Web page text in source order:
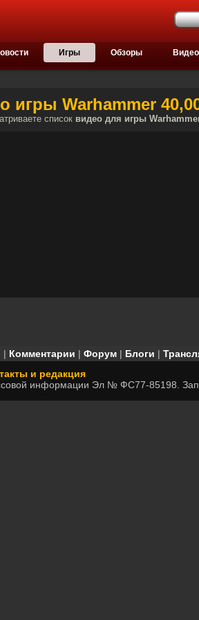
Игры Обзоры Видео
игры Warhammer
список видео для игры
| Комментарии | Форум | Блоги |
и редакция
информации Эл № ФС77-85198.